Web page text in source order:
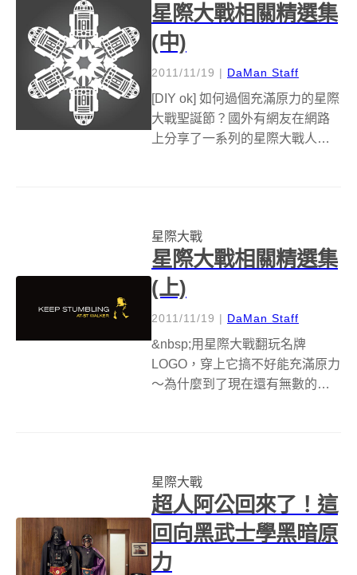
星際大戰相關精選集
(中)
2011/11/19 | DaMan Staff
[DIY ok] 如何過個充滿原力的星際
大戰聖誕節？國外有網友在網路
上分享了一系列的星際大戰人物
有誠意的DIY佈置，絕對也會...
星際大戰
星際大戰相關精選集
(上)
2011/11/19 | DaMan Staff
&nbsp;用星際大戰翻玩名牌
LOGO，穿上它搞不好能充滿原力
～為什麼到了現在還有無數的知
當然一方面是星際大戰本身的魅
力不減，另...
星際大戰
超人阿公回來了！這
回向黑武士學黑暗原
力